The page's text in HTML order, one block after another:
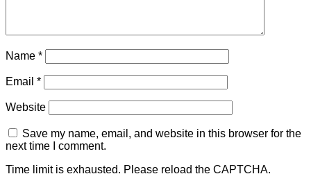
Name *
Email *
Website
Save my name, email, and website in this browser for the
next time I comment.
Time limit is exhausted. Please reload the CAPTCHA.